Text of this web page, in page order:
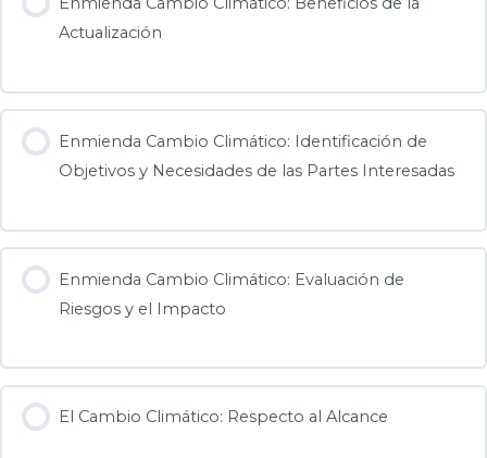
Actualización
Enmienda Cambio Climático: Identificación de
Objetivos y Necesidades de las Partes Interesadas
Enmienda Cambio Climático: Evaluación de
Riesgos y el Impacto
El Cambio Climático: Respecto al Alcance